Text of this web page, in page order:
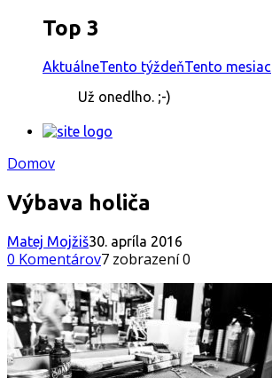
Top 3
AktuálneTento týždeňTento mesiac
Už onedlho. ;-)
Domov
Výbava holiča
Matej Mojžiš30. apríla 2016
0 Komentárov7 zobrazení0